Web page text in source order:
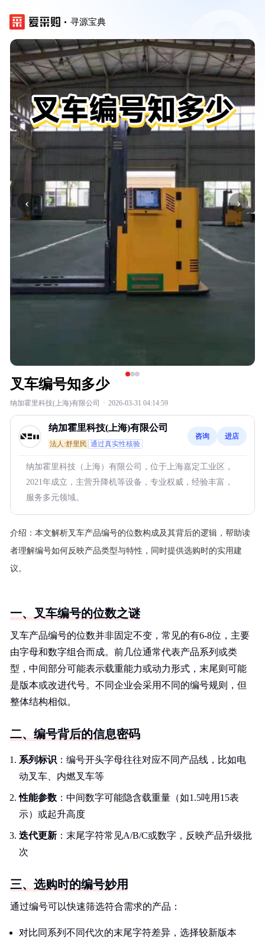
寻源宝典
‹ ›
叉车编号知多少
纳加霍里科技(上海)有限公司 · 2026-03-31 04:14:59
纳加霍里科技(上海)有限公司
法人:舒里民 通过真实性核验
咨询 进店
纳加霍里科技（上海）有限公司，位于上海嘉定工业区，
2021年成立，主营升降机等设备，专业权威，经验丰富，
服务多元领域。
介绍： 本文解析叉车产品编号的位数构成及其背后的逻辑，帮助读
者理解编号如何反映产品类型与特性，同时提供选购时的实用建
议。
一、叉车编号的位数之谜
叉车产品编号的位数并非固定不变，常见的有6-8位，主要
由字母和数字组合而成。前几位通常代表产品系列或类
型，中间部分可能表示载重能力或动力形式，末尾则可能
是版本或改进代号。不同企业会采用不同的编号规则，但
整体结构相似。
二、编号背后的信息密码
系列标识 ：编号开头字母往往对应不同产品线，比如电
动叉车、内燃叉车等
性能参数 ：中间数字可能隐含载重量（如1.5吨用15表
示）或起升高度
迭代更新 ：末尾字符常见A/B/C或数字，反映产品升级批
次
三、选购时的编号妙用
通过编号可以快速筛选符合需求的产品：
对比同系列不同代次的末尾字符差异，选择较新版本